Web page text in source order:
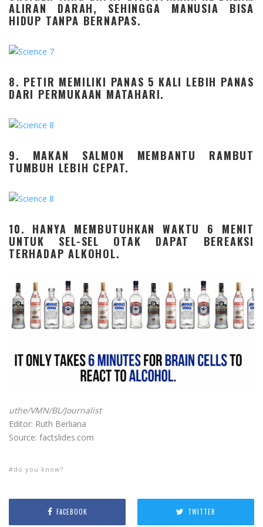
ALIRAN DARAH, SEHINGGA MANUSIA BISA
HIDUP TANPA BERNAPAS.
8. PETIR MEMILIKI PANAS 5 KALI LEBIH PANAS
DARI PERMUKAAN MATAHARI.
9. MAKAN SALMON MEMBANTU RAMBUT
TUMBUH LEBIH CEPAT.
10. HANYA MEMBUTUHKAN WAKTU 6 MENIT
UNTUK SEL-SEL OTAK DAPAT BEREAKSI
TERHADAP ALKOHOL.
uthe/VMN/BL/Journalist
Editor: Ruth Berliana
Source: factslides.com
do you know?
FACEBOOK TWITTER